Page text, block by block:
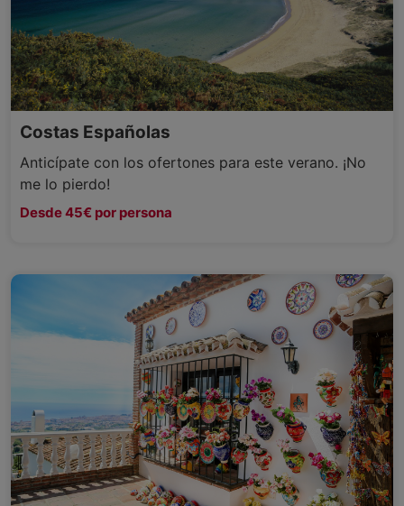
Costas Españolas
Anticípate con los ofertones para este verano. ¡No
me lo pierdo!
Desde 45€ por persona